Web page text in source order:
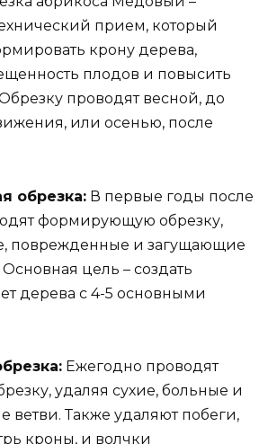
прием, который
крону дерева,
плодов и повысить
проводят весной, до
или осенью, после
обрезка: В первые годы после
формирующую обрезку,
поврежденные и загущающие
цель – создать
дерева с 4-5 основными
Ежегодно проводят
удаляя сухие, больные и
ветви. Также удаляют побеги,
кроны, и волчки